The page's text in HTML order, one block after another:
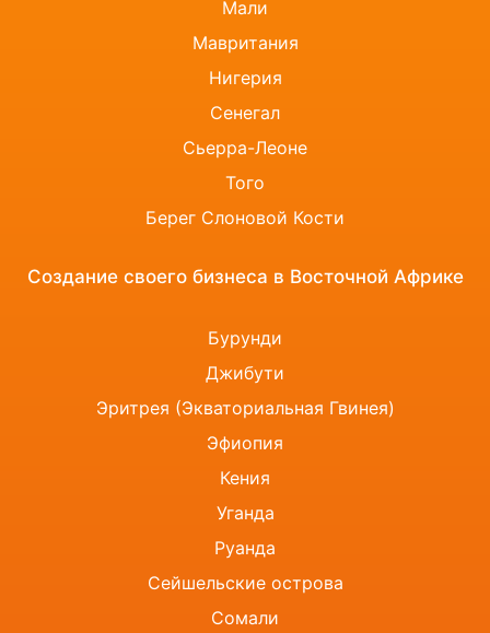
Мали
Мавритания
Нигерия
Сенегал
Сьерра-Леоне
Того
Берег Слоновой Кости
Создание своего бизнеса в Восточной Африке
Бурунди
Джибути
Эритрея (Экваториальная Гвинея)
Эфиопия
Кения
Уганда
Руанда
Сейшельские острова
Сомали